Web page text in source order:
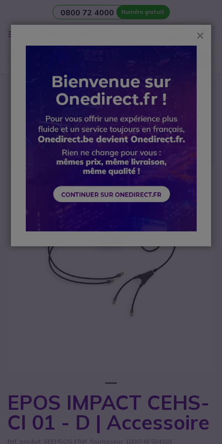
0800 72 4000 Numéro gratuit
Besoin d’unesalle de réunion ? Contactez notre
avant-vente Visio
Casque professionnel
Accessoires pour casque
Décroché pour casque sans fil
EPOS IMPACT CEHS-CI 01 - D | Accessoire
EPOS IMPACT CEHS-
CI 01 - D | Accessoire
Réf. produit: SEEHSCIS // Réf. fournisseur: 1000746 504103
Passer à la fin de la galerie d’images
Passer au début de la Galerie d’images